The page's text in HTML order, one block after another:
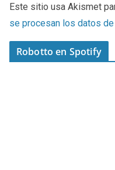
Este sitio usa Akismet
se procesan los datos
Robotto en Spotify